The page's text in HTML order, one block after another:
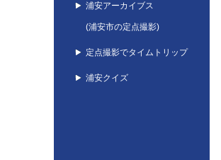
浦安アーカイブス
(浦安市の定点撮影)
定点撮影でタイムトリップ
浦安クイズ